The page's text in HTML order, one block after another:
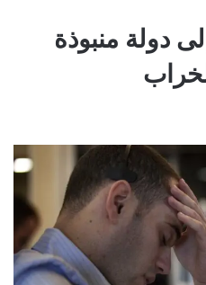
دولة منبوذة